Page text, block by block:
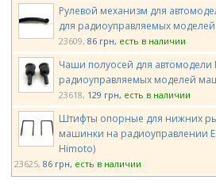
Рулевой механизм для
для радиоуправляемых
23609 86 грн есть в наличии
Чаши полуосей для автомодели
радиоуправляемых моделей
23618 129 грн есть в наличии
Штифты опорные для нижних
машинки на радиоуправлении
Himoto)
23625 86 грн есть в наличии